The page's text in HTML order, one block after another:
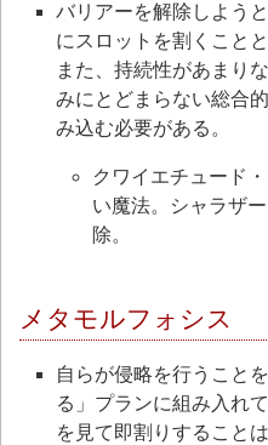
バリアーを解除しよう
にスロットを割くこと
また、持続性があまり
みにとどまらない総合
み込む必要がある。
クワイエチュード
い魔法。シャラザ
除。
メタモルフォシス
自らが侵略を行うこと
る」プランに組み入れ
を見て即割りすること